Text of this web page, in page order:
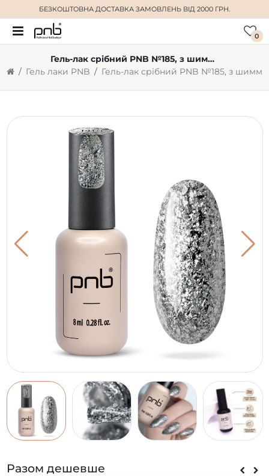
БЕЗКОШТОВНА ДОСТАВКА ЗАМОВЛЕНЬ ВІД 2000 ГРН.
0
Гель-лак срібний PNB №185, з шиммером (8 мл)
Гель лаки PNB
Разом дешевше